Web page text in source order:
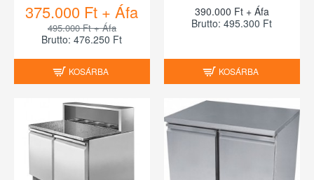
375.000 Ft + Áfa
495.000 Ft + Áfa
Brutto: 476.250 Ft
KOSÁRBA
390.000 Ft + Áfa
Brutto: 495.300 Ft
KOSÁRBA